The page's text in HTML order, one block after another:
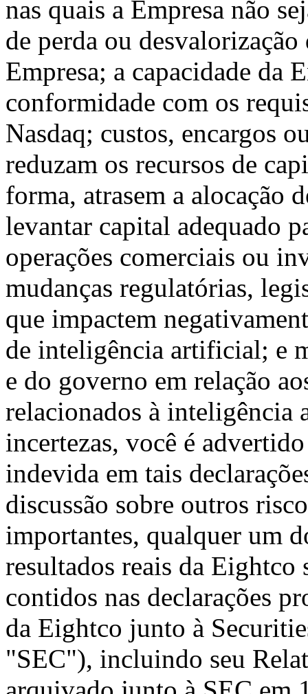
nas quais a Empresa não
de perda ou
Empresa; a capacidade da
conformidade com os
Nasdaq; custos, encargos
reduzam os recursos de
forma, atrasem a alocação
levantar capital adequado
operações comerciais ou
mudanças regulatórias,
que impactem
de inteligência artificial; e
e do governo em relação
relacionados à inteligência
incertezas, você é
indevida em tais
discussão sobre outros
importantes, qualquer um
resultados reais da Eightco
contidos nas declarações
da Eightco junto à
"SEC"), incluindo seu